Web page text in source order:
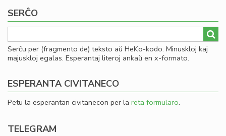
SERĈO
Serĉu per (fragmento de) teksto aŭ HeKo-kodo. Minuskloj kaj
majuskloj egalas. Esperantaj literoj ankaŭ en x-formato.
ESPERANTA CIVITANECO
Petu la esperantan civitanecon per la reta formularo.
TELEGRAM